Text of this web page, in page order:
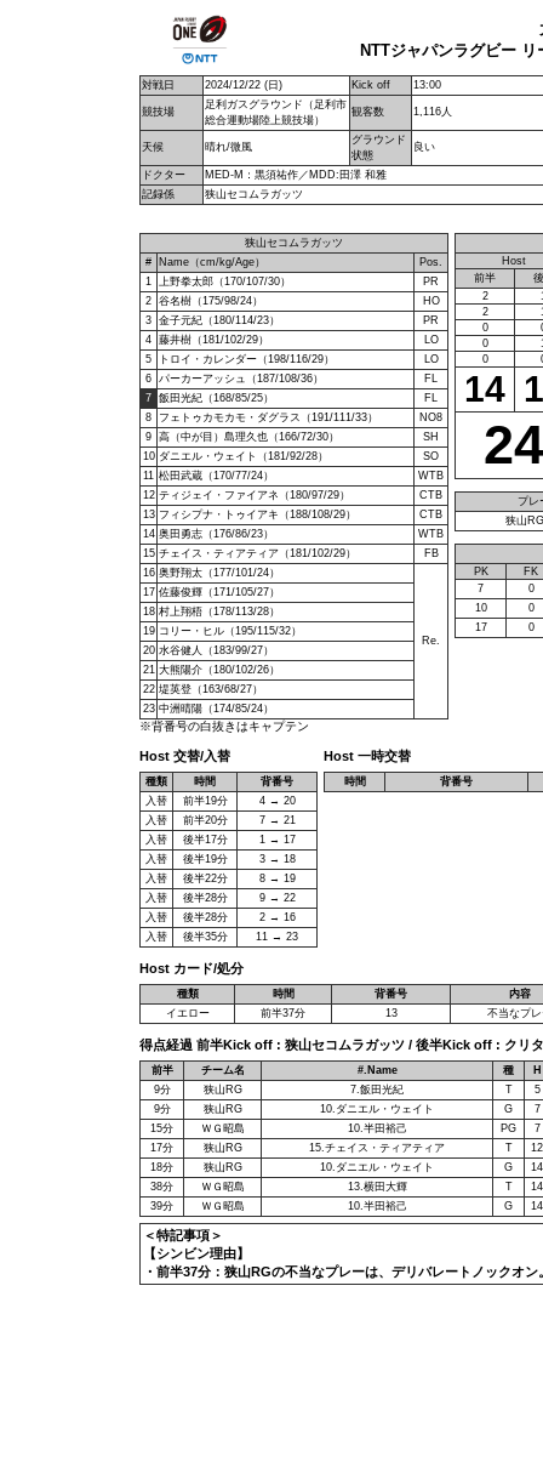
NTTジャパンラグビー
対戦日 2024/12/22 (日) Kick off 13:00
競技場
足利ガスグラウンド（足利市
総合運動場陸上競技場）
観客数 1,116人
天候 晴れ/微風
グラウンド
状態
良い
ドクター
MED-M：黒須祐作／MDD:田澤 和雅
記録係
狭山セコムラガッツ
狭山セコムラガッツ
#
Name（cm/kg/Age）
Pos.
1 上野拳太郎（170/107/30）
PR
2 谷名樹（175/98/24）
HO
3 金子元紀（180/114/23）
PR
4 藤井樹（181/102/29）
LO
5
トロイ・カレンダー（198/116/29）
LO
6 パーカーアッシュ（187/108/36）
FL
7 飯田光紀（168/85/25）
FL
8
フェトゥカモカモ・ダグラス（191/111/33）
NO8
9 高（中が目）島理久也（166/72/30）
SH
10 ダニエル・ウェイト（181/92/28）
SO
11 松田武蔵（170/77/24）
WTB
12 ティジェイ・ファイアネ（180/97/29）
CTB
13 フィシプナ・トゥイアキ（188/108/29）
CTB
14 奥田勇志（176/86/23）
WTB
15 チェイス・ティアティア（181/102/29）
FB
16 奥野翔太（177/101/24）
Re.
17 佐藤俊輝（171/105/27）
18 村上翔梧（178/113/28）
19 コリー・ヒル（195/115/32）
20 水谷健人（183/99/27）
21 大熊陽介（180/102/26）
22 堤英登（163/68/27）
23 中洲晴陽（174/85/24）
※背番号の白抜きはキャプテン
Host
前半
2
2
0
0
0
14
24
プレ
狭山
PK
FK
7
0
10
0
17
0
Host 交替/入替
種類 時間
背番号
入替
前半19分
4 → 20
入替
前半20分
7 → 21
入替
後半17分
1 → 17
入替
後半19分
3 → 18
入替
後半22分
8 → 19
入替
後半28分
9 → 22
入替
後半28分
2 → 16
入替
後半35分 11 → 23
Host 一時交替
時間 背番号
Host カード/処分
種類 時間 背番号
内容
イエロー
前半37分 13 不当なプ
得点経過 前半Kick off : 狭山セコムラガッツ / 後半Kick off : クリ
前半 チーム名 #.Name 種
H
9分
狭山RG 7.飯田光紀 T
5
9分
狭山RG 10.ダニエル・ウェイト G
7
15分
ＷＧ昭島 10.半田裕己 PG
7
17分
狭山RG 15.チェイス・ティアティア T
12
18分
狭山RG 10.ダニエル・ウェイト G
14
38分
ＷＧ昭島 13.横田大輝 T
14
39分
ＷＧ昭島 10.半田裕己 G 14
＜特記事項＞
【シンビン理由】
・前半37分：狭山RGの不当なプレーは、デリバレートノックオン